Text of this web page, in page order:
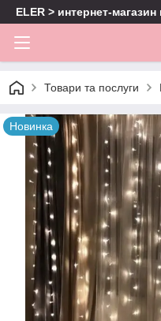
ELER > интернет-
Товари та послуги
Новинка